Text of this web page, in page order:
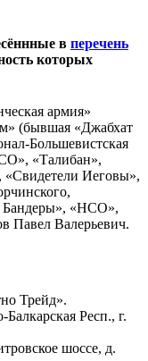
в перечень
которых
армия»
(бывшая «Джабхат
Большевистская
«Талибан»,
«Свидетели Иеговы»,
Бандеры», «НСО»,
Павел Валерьевич.
Трейд».
Респ., г.
шоссе, д.